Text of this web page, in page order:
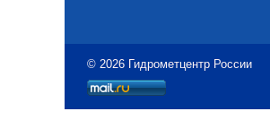
© 2026 Гидрометцентр России